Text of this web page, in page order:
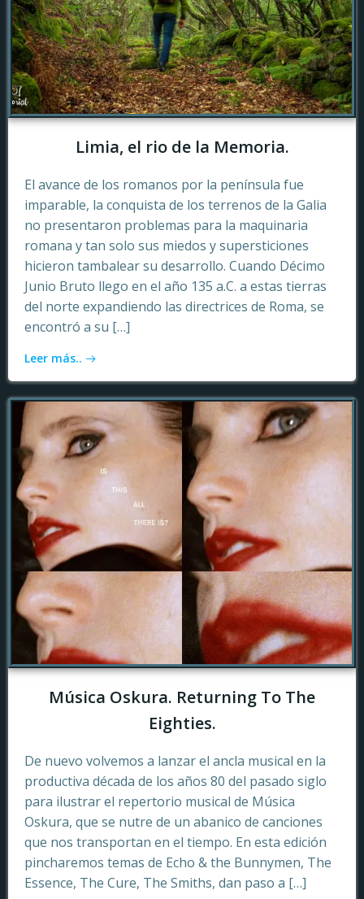
Limia, el rio de la Memoria.
El avance de los romanos por la península fue
imparable, la conquista de los terrenos de la Galia
no presentaron problemas para la maquinaria
romana y tan solo sus miedos y supersticiones
hicieron tambalear su desarrollo. Cuando Décimo
Junio Bruto llego en el año 135 a.C. a estas tierras
del norte expandiendo las directrices de Roma, se
encontró a su […]
Leer más..
Música Oskura. Returning To The
Eighties.
De nuevo volvemos a lanzar el ancla musical en la
productiva década de los años 80 del pasado siglo
para ilustrar el repertorio musical de Música
Oskura, que se nutre de un abanico de canciones
que nos transportan en el tiempo. En esta edición
pincharemos temas de Echo & the Bunnymen, The
Essence, The Cure, The Smiths, dan paso a […]